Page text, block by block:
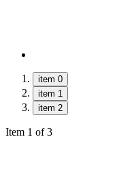
item 0
item 1
item 2
Item 1 of 3